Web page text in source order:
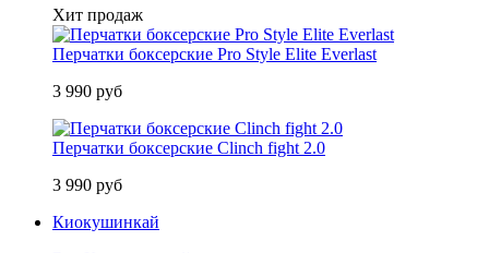
Хит продаж
Перчатки боксерские Pro Style Elite Everlast
3 990 руб
Перчатки боксерские Clinch fight 2.0
3 990 руб
Киокушинкай